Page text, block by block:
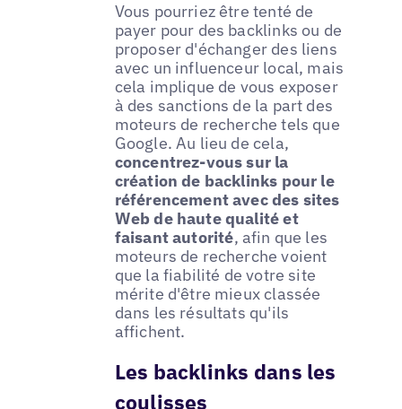
Vous pourriez être tenté de
payer pour des backlinks ou de
proposer d'échanger des liens
avec un influenceur local, mais
cela implique de vous exposer
à des sanctions de la part des
moteurs de recherche tels que
Google. Au lieu de cela,
concentrez-vous sur la
création de backlinks pour le
référencement avec des sites
Web de haute qualité et
faisant autorité, afin que les
moteurs de recherche voient
que la fiabilité de votre site
mérite d'être mieux classée
dans les résultats qu'ils
affichent.
Les backlinks dans les
coulisses